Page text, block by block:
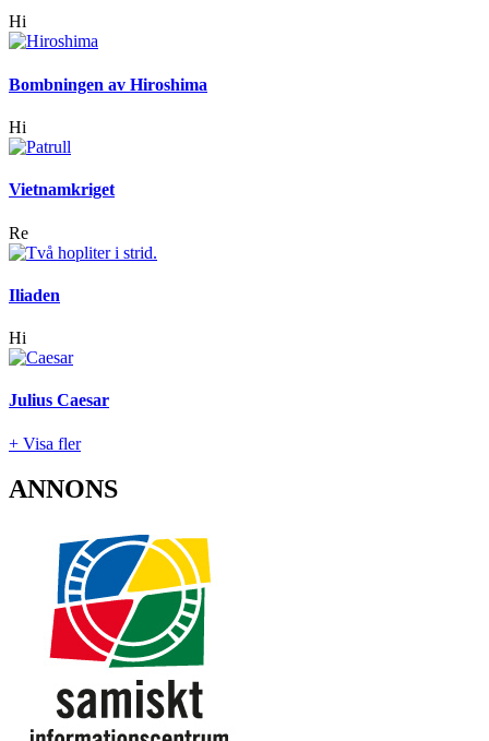
Hi
Bombningen av Hiroshima
Hi
Vietnamkriget
Re
Iliaden
Hi
Julius Caesar
+ Visa fler
ANNONS